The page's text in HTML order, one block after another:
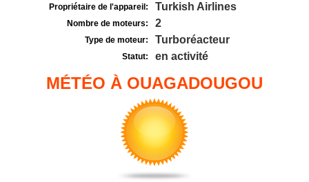
Propriétaire de l'appareil: Turkish Airlines
Nombre de moteurs: 2
Type de moteur: Turboréacteur
Statut: en activité
MÉTÉO À OUAGADOUGOU